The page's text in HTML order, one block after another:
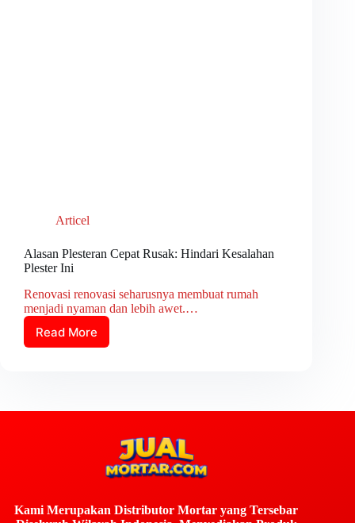
Articel
Alasan Plesteran Cepat Rusak: Hindari Kesalahan
Plester Ini
Renovasi renovasi seharusnya membuat rumah
menjadi nyaman dan lebih awet.…
Read More
Kami Merupakan Distributor Mortar yang Tersebar